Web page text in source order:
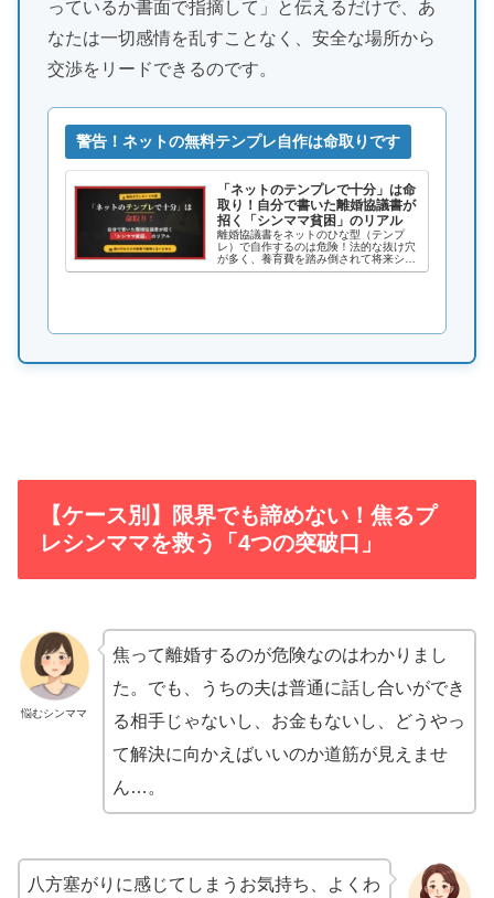
っているか書面で指摘して」と伝えるだけで、あ
なたは一切感情を乱すことなく、安全な場所から
交渉をリードできるのです。
警告！ネットの無料テンプレ自作は命取りです
「ネットのテンプレで十分」は命
取り！自分で書いた離婚協議書が
招く「シンママ貧困」のリアル
離婚協議書をネットのひな型（テンプ
レ）で自作するのは危険！法的な抜け穴
が多く、養育費を踏み倒されて将来シン
ママ貧困に陥るリスク大。弁護士より安
【ケース別】限界でも諦めない！焦るプ
レシンママを救う「4つの突破口」
悩むシンママ
焦って離婚するのが危険なのはわかりまし
た。でも、うちの夫は普通に話し合いができ
る相手じゃないし、お金もないし、どうやっ
て解決に向かえばいいのか道筋が見えませ
ん…。
八方塞がりに感じてしまうお気持ち、よくわ